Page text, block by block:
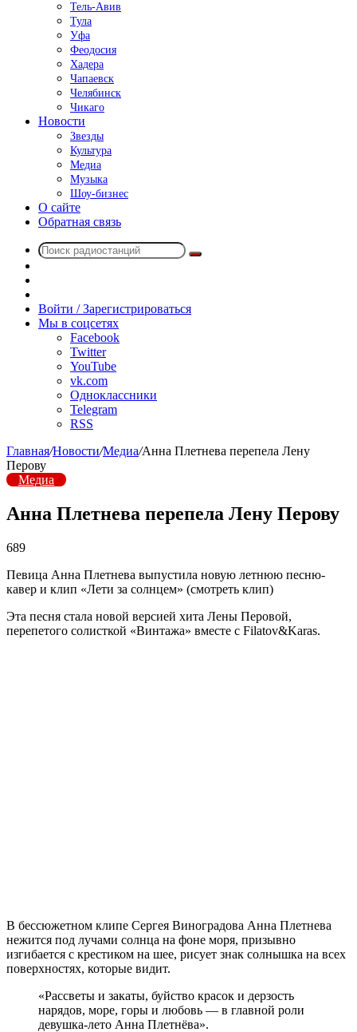
Тель-Авив
Тула
Уфа
Феодосия
Хадера
Чапаевск
Челябинск
Чикаго
Новости
Звезды
Культура
Медиа
Музыка
Шоу-бизнес
О сайте
Обратная связь
Поиск
радио
Войти / Зарегистрироваться
Мы в соцсетях
Facebook
Twitter
YouTube
vk.com
Одноклассники
Telegram
RSS
Главная/Новости/Медиа/Анна Плетнева перепела Лену
Перову
Медиа
Анна Плетнева перепела Лену Перову
689
Певица Анна Плетнева выпустила новую летнюю песню-
кавер и клип «Лети за солнцем» (смотреть клип)
Эта песня стала новой версией хита Лены Перовой,
перепетого солисткой «Винтажа» вместе с Filatov&Karas.
В бессюжетном клипе Сергея Виноградова Анна Плетнева
нежится под лучами солнца на фоне моря, призывно
изгибается с крестиком на шее, рисует знак солнышка на всех
поверхностях, которые видит.
«Рассветы и закаты, буйство красок и дерзость
нарядов, море, горы и любовь — в главной роли
девушка-лето Анна Плетнёва».